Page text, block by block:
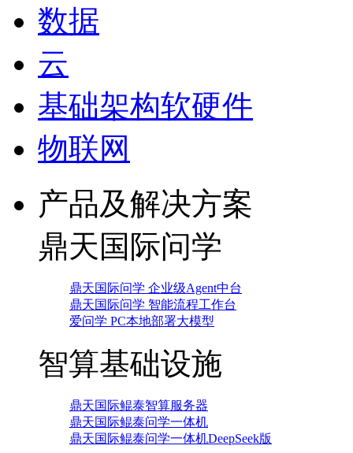
数据
云
基础架构软硬件
物联网
产品及解决方案
鼎天国际问学
鼎天国际问学 企业级Agent中台
鼎天国际问学 智能流程工作台
爱问学 PC本地部署大模型
智算基础设施
鼎天国际鲲泰智算服务器
鼎天国际鲲泰问学一体机
鼎天国际鲲泰问学一体机DeepSeek版